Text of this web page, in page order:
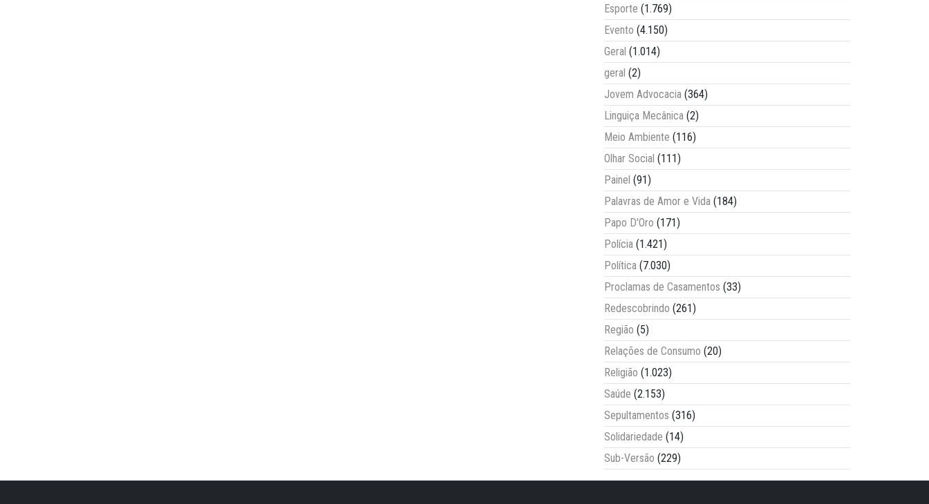
Esporte (1.769)
Evento (4.150)
Geral (1.014)
geral (2)
Jovem Advocacia (364)
Linguiça Mecânica (2)
Meio Ambiente (116)
Olhar Social (111)
Painel (91)
Palavras de Amor e Vida (184)
Papo D'Oro (171)
Polícia (1.421)
Política (7.030)
Proclamas de Casamentos (33)
Redescobrindo (261)
Região (5)
Relações de Consumo (20)
Religião (1.023)
Saúde (2.153)
Sepultamentos (316)
Solidariedade (14)
Sub-Versão (229)